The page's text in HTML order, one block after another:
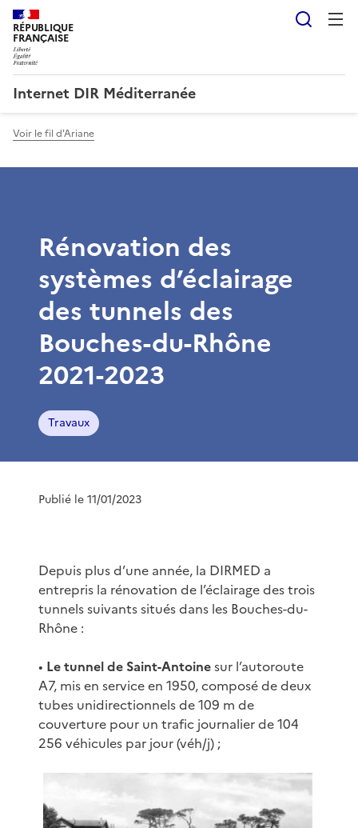
RÉPUBLIQUE
FRANÇAISE
Internet DIR Méditerranée
Voir le fil d'Ariane
Rénovation des
systèmes d’éclairage
des tunnels des
Bouches-du-Rhône
2021-2023
Travaux
Publié le 11/01/2023
Depuis plus d’une année, la DIRMED a
entrepris la rénovation de l’éclairage des trois
tunnels suivants situés dans les Bouches-du-
Rhône :
• Le tunnel de Saint-Antoinesur l’autoroute
A7, mis en service en 1950, composé de deux
tubes unidirectionnels de 109 m de
couverture pour un trafic journalier de 104
256 véhicules par jour (véh/j) ;